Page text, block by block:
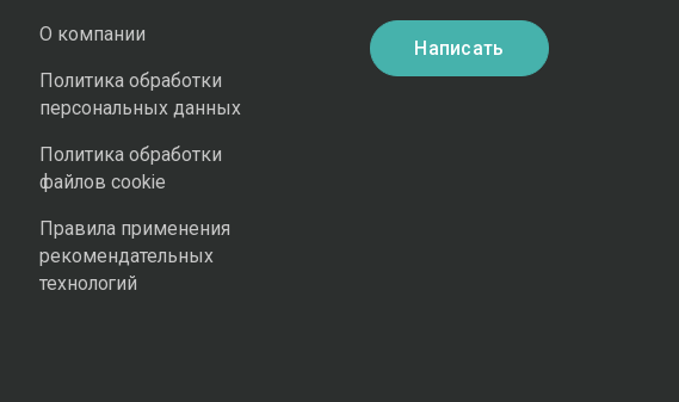
О компании
Политика обработки
персональных данных
Политика обработки
файлов cookie
Правила применения
рекомендательных
технологий
Написать